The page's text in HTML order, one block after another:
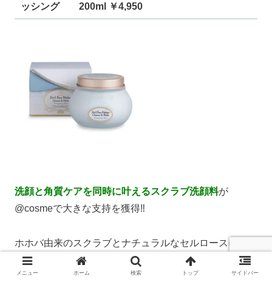
ッシング 200ml ￥4,950
洗顔と角質ケアを同時に叶えるスクラブ洗顔料が
@cosmeで大きな支持を獲得‼
ホホバ由来のスクラブとナチュラルなセルロースによる
ポリッシュ効果で汚れはすっきり、死海ミネラルとジェ
リコローズの保湿効果でしっとり。
メニュー ホーム 検索 トップ サイドバー